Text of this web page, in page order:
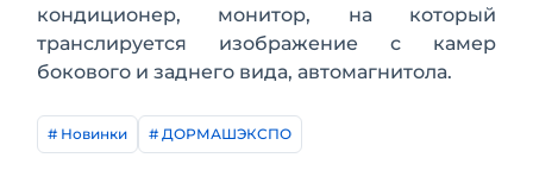
кондиционер, монитор, на который
транслируется изображение с камер
бокового и заднего вида, автомагнитола.
# Новинки # ДОРМАШЭКСПО